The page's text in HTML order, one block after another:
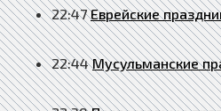
22:47 Еврейские
22:44 Мусульманские